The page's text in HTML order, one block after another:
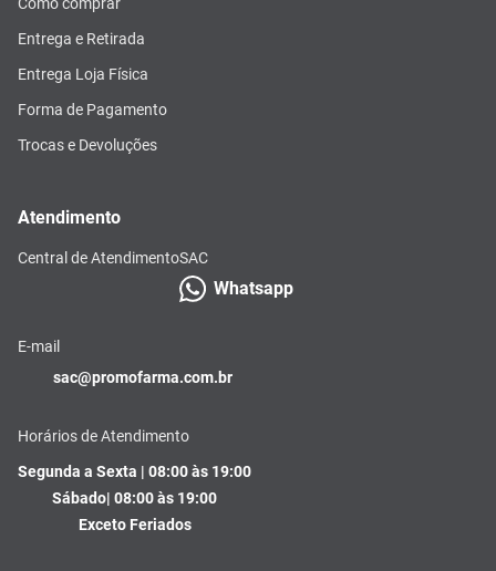
Entrega e Retirada
Entrega Loja Física
Forma de Pagamento
Trocas e Devoluções
Atendimento
Central de AtendimentoSAC
Whatsapp
E-mail
sac@promofarma.com.br
Horários de Atendimento
Segunda a Sexta | 08:00 às 19:00
Sábado| 08:00 às 19:00
Exceto Feriados